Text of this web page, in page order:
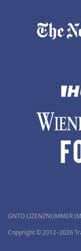
GNTO LIZENZNUMMER
Copyright © 2012–2026